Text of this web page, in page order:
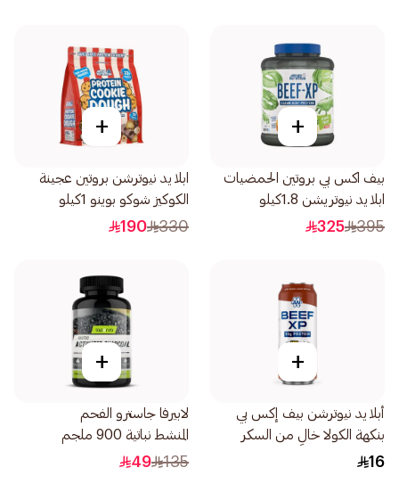
+
بيف اكس بي بروتين الحمضيات
ابلايد نيوتريشن 1.8كيلو
395
325
+
ابلايد نيوترشن بروتين عجينة
الكوكيز شوكو بوينو 1كيلو
330
190
+
أبلايد نيوترشن بيف إكس بي
بنكهة الكولا خالٍ من السكر
مشروب بروتين لحم البقر
16
+
لابيرفا جاسترو الفحم
المنشط نباتية 900 ملجم
60كبسولة
135
49